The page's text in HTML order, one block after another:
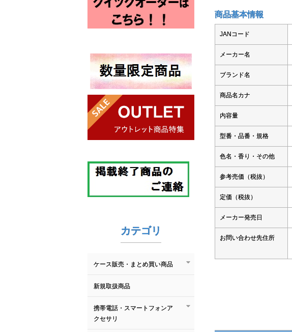
商品基本情報
JANコード
メーカー名
ブランド名
商品名カナ
内容量
型番・品番・規格
色名・香り・その他
参考売価（税抜）
定価（税抜）
メーカー発売日
お問い合わせ先住所
カテゴリ
ケース販売・まとめ買い商品
新規取扱商品
携帯電話・スマートフォンア
クセサリ